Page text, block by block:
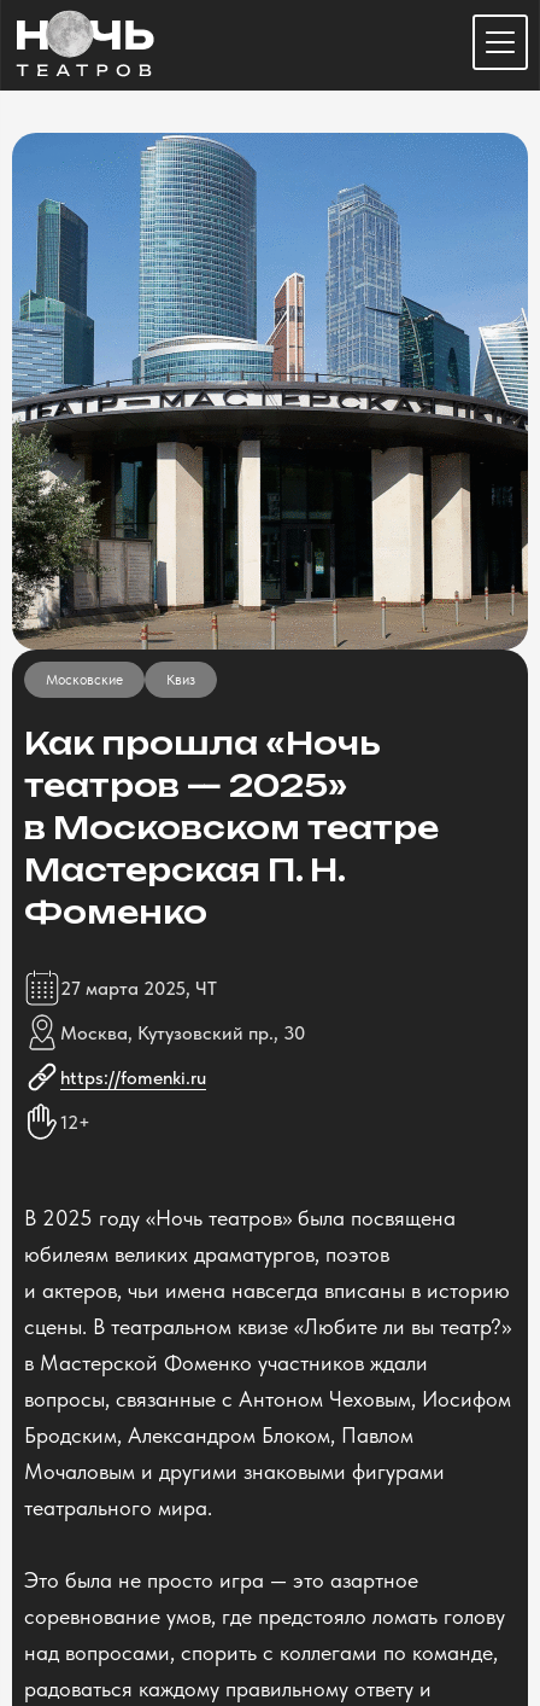
Московские Квиз
Как прошла «Ночь
театров — 2025»
в Московском театре
Мастерская П. Н.
Фоменко
27 марта 2025, ЧТ
Москва, Кутузовский пр., 30
https://fomenki.ru
12+
В 2025 году «Ночь театров» была посвящена
юбилеям великих драматургов, поэтов
и актеров, чьи имена навсегда вписаны в историю
сцены. В театральном квизе «Любите ли вы театр?»
в Мастерской Фоменко участников ждали
вопросы, связанные с Антоном Чеховым, Иосифом
Бродским, Александром Блоком, Павлом
Мочаловым и другими знаковыми фигурами
театрального мира.
Это была не просто игра — это азартное
соревнование умов, где предстояло ломать голову
над вопросами, спорить с коллегами по команде,
радоваться каждому правильному ответу и